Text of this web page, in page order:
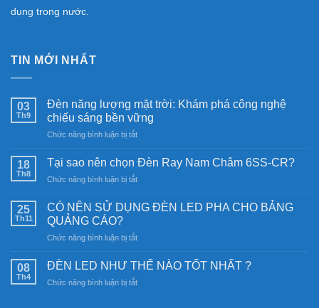
dụng trong nước.
TIN MỚI NHẤT
03
Th9
Đèn năng lượng mặt trời: Khám phá công nghệ
chiếu sáng bền vững
Chức năng bình luận bị tắtở
năng
mặt
Khám
nghệ
sáng
18
Th8
Tại sao nên chọn Đèn Ray Nam Châm 6SS-CR?
Chức năng bình luận bị tắtở
sao
Đèn
Nam
6SS-
25
Th11
CÓ NÊN SỬ DỤNG ĐÈN LED PHA CHO BẢNG
QUẢNG CÁO?
Chức năng bình luận bị tắtở
NÊN
DỤNG
08
Th4
ĐÈN LED NHƯ THẾ NÀO TỐT NHẤT ?
Chức năng bình luận bị tắtở